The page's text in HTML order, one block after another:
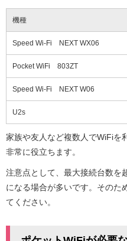
機種
Speed Wi-Fi NEXT WX06
Pocket WiFi 803ZT
Speed Wi-Fi NEXT W06
U2s
家族や友人など複数人でWiFiを
非常に役立ちます。
注意点として、最大接続台数を
になる場合が多いです。そのた
てください。